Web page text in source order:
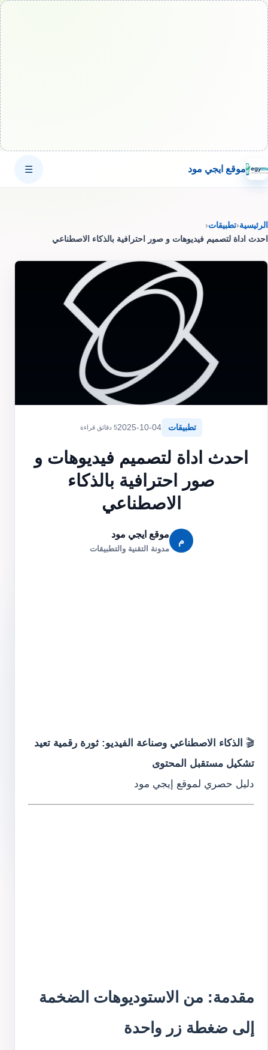
موقع ايجي مود ☰
الرئيسية‹تطبيقات‹
احدث اداة لتصميم فيديوهات و صور احترافية بالذكاء الاصطناعي
تطبيقات 2025-10-045 دقائق قراءة
احدث اداة لتصميم فيديوهات و
صور احترافية بالذكاء
الاصطناعي
م
موقع ايجي مود
مدونة التقنية والتطبيقات
🎬 الذكاء الاصطناعي وصناعة الفيديو: ثورة رقمية تعيد
تشكيل مستقبل المحتوى
دليل حصري لموقع إيجي مود
مقدمة: من الاستوديوهات الضخمة
إلى ضغطة زر واحدة